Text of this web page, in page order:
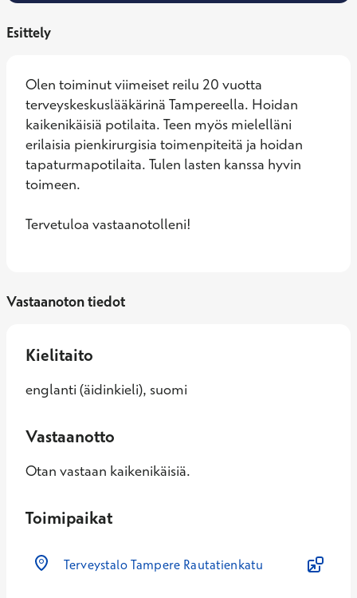
Esittely
Olen toiminut viimeiset reilu 20 vuotta
terveyskeskuslääkärinä Tampereella. Hoidan
kaikenikäisiä potilaita. Teen myös mielelläni
erilaisia pienkirurgisia toimenpiteitä ja hoidan
tapaturmapotilaita. Tulen lasten kanssa hyvin
toimeen.
Tervetuloa vastaanotolleni!
Vastaanoton tiedot
Kielitaito
englanti (äidinkieli), suomi
Vastaanotto
Otan vastaan kaikenikäisiä.
Toimipaikat
Terveystalo Tampere Rautatienkatu